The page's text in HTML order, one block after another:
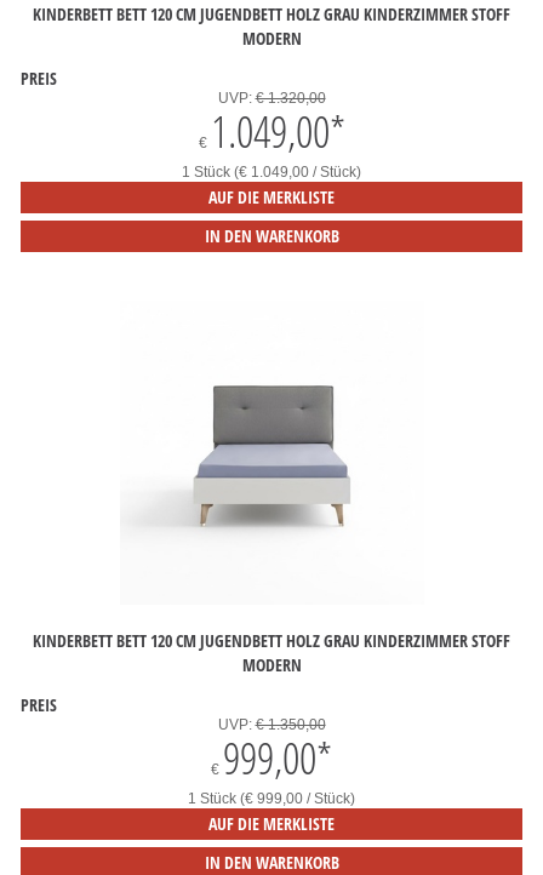
KINDERBETT BETT 120 CM JUGENDBETT HOLZ GRAU KINDERZIMMER STOFF
MODERN
PREIS
UVP:€ 1.320,00
€ 1.049,00*
1 Stück (€ 1.049,00 / Stück)
AUF DIE MERKLISTE
IN DEN WARENKORB
KINDERBETT BETT 120 CM JUGENDBETT HOLZ GRAU KINDERZIMMER STOFF
MODERN
PREIS
UVP:€ 1.350,00
€ 999,00*
1 Stück (€ 999,00 / Stück)
AUF DIE MERKLISTE
IN DEN WARENKORB